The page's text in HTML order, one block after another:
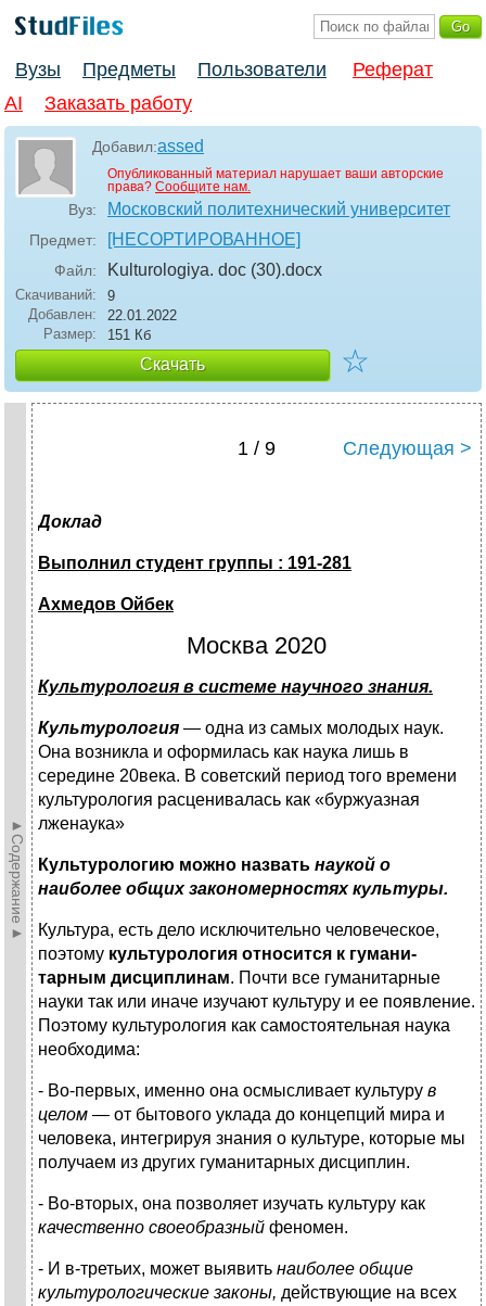
Вузы Предметы Пользователи
Реферат
AI
Заказать работу
Добавил:assed
Опубликованный материал нарушает ваши авторские
права? Сообщите нам.
Вуз: Московский политехнический университет
Предмет: [НЕСОРТИРОВАННОЕ]
Файл: Kulturologiya. doc (30).docx
Скачиваний:
9
Добавлен:
22.01.2022
Размер:
151 Кб
Скачать ☆
►Содержание►
1 / 9 Следующая >
Доклад
Выполнил студент группы : 191-281
Ахмедов Ойбек
Москва 2020
Культурология в системе научного знания.
Культурология — одна из самых молодых наук.
Она возникла и оформилась как наука лишь в
середине 20века. В советский период того времени
культурология расценивалась как «буржуазная
лженаука»
Культуроло­гию можно назвать наукой о
наиболее общих закономерностях куль­туры.
Культура, есть дело исключительно чело­веческое,
поэтому культурология относится к гумани­
тарным дисциплинам. Почти все гуманитарные
науки так или иначе изучают культуру и ее появление.
Поэтому культурология как самостоятельная наука
необходима:
- Во-первых, именно она осмысливает культуру в
целом — от бытового уклада до кон­цепций мира и
человека, интегрируя знания о культуре, кото­рые мы
получаем из других гуманитарных дисциплин.
- Во-вто­рых, она позволяет изучать культуру как
качественно своеобразный феномен.
- И в-третьих, может выявить наиболее общие
культурологические за­коны, действующие на всех